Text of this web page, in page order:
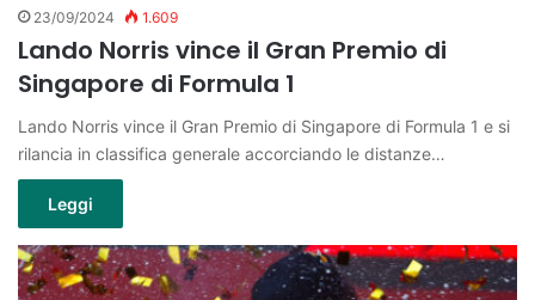
23/09/2024 1.609
Lando Norris vince il Gran Premio di
Singapore di Formula 1
Lando Norris vince il Gran Premio di Singapore di Formula 1 e si
rilancia in classifica generale accorciando le distanze…
Leggi